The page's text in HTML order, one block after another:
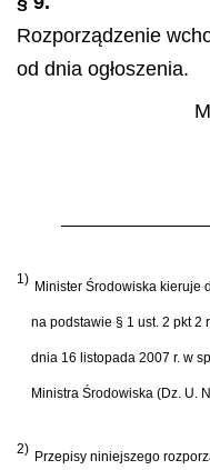
Rozporządzenie
od dnia ogłoszenia.
1) Minister Środowiska kieruje
na podstawie § 1 ust. 2 pkt 2
dnia 16 listopada 2007 r. w
Ministra Środowiska (Dz. U.
2) Przepisy niniejszego